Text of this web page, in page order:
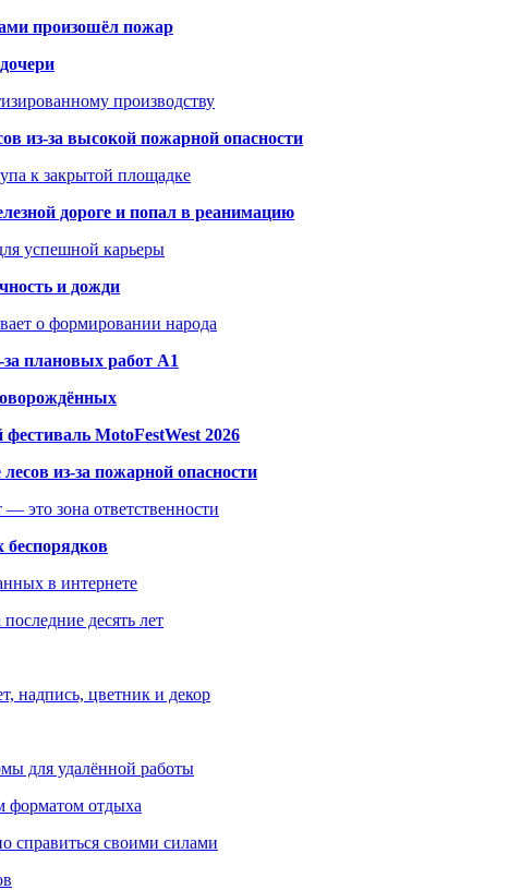
произошёл пожар
производству
из-за высокой пожарной опасности
к закрытой площадке
дороге и попал в реанимацию
успешной карьеры
и дожди
о формировании народа
плановых работ A1
MotoFestWest 2026
из-за пожарной опасности
это зона ответственности
в интернете
десять лет
надпись, цветник и декор
для удалённой работы
форматом отдыха
справиться своими силами